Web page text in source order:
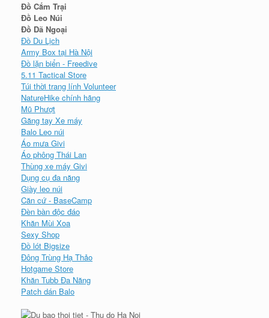
Đồ Cắm Trại
Đồ Leo Núi
Đồ Dã Ngoại
Đồ Du Lịch
Army Box tại Hà Nội
Đồ lặn biển - Freedive
5.11 Tactical Store
Túi thời trang lính Volunteer
NatureHike chính hãng
Mũ Phượt
Găng tay Xe máy
Balo Leo núi
Áo mưa Givi
Áo phông Thái Lan
Thùng xe máy Givi
Dụng cụ đa năng
Giày leo núi
Căn cứ - BaseCamp
Đèn bàn độc đáo
Khăn Mùi Xoa
Sexy Shop
Đồ lót Bigsize
Đông Trùng Hạ Thảo
Hotgame Store
Khăn Tubb Đa Năng
Patch dán Balo